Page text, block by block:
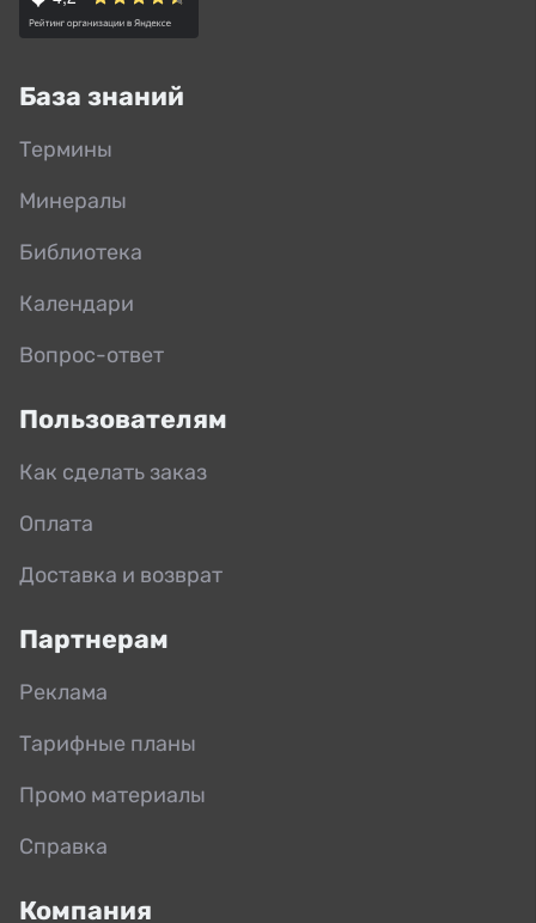
База знаний
Термины
Минералы
Библиотека
Календари
Вопрос-ответ
Пользователям
Как сделать заказ
Оплата
Доставка и возврат
Партнерам
Реклама
Тарифные планы
Промо материалы
Справка
Компания